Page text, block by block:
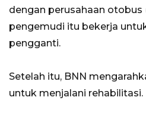
dengan perusahaan
pengemudi itu bekerja
pengganti.
Setelah itu, BNN
untuk menjalani rehabilitasi.